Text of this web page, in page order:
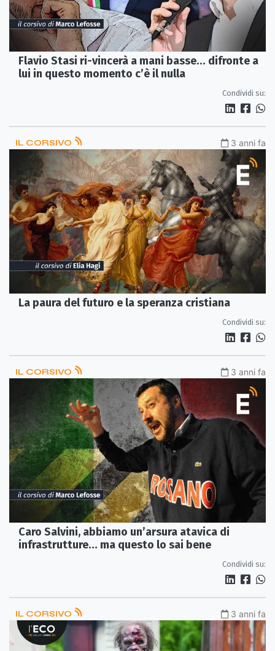
Flavio Stasi ri-vincerà a mani basse… difronte a
lui in questo momento c’è il nulla
Condividi su:
IL CORSIVO 3 anni fa
La paura del futuro e la speranza cristiana
Condividi su:
IL CORSIVO 3 anni fa
Caro Salvini, abbiamo un’arsura atavica di
infrastrutture… ma questo lo sai bene
Condividi su:
IL CORSIVO 3 anni fa